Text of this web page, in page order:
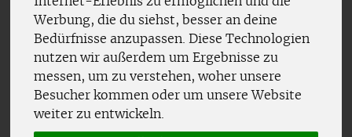
Werbung, die du siehst, besser an deine
Bedürfnisse anzupassen. Diese Technologien
nutzen wir außerdem um Ergebnisse zu
messen, um zu verstehen, woher unsere
Besucher kommen oder um unsere Website
weiter zu entwickeln.